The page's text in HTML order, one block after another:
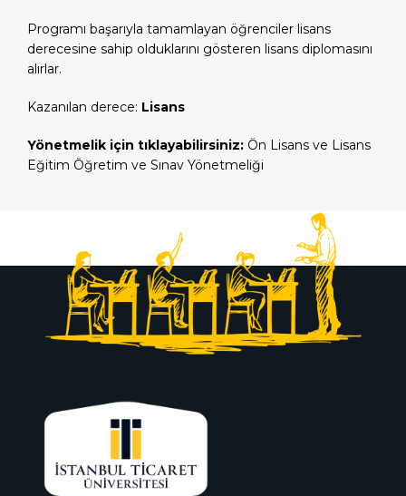
Programı başarıyla tamamlayan öğrenciler lisans
derecesine sahip olduklarını gösteren lisans diplomasını
alırlar.
Kazanılan derece: Lisans
Yönetmelik için tıklayabilirsiniz: Ön Lisans ve Lisans
Eğitim Öğretim ve Sınav Yönetmeliği